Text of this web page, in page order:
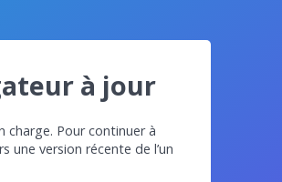
à jour
charge. Pour continuer à
version récente de l’un